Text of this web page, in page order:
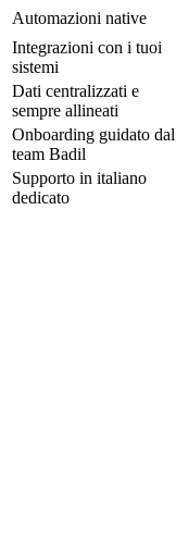
Automazioni native
Integrazioni con i tuoi
sistemi
Dati centralizzati e
sempre allineati
Onboarding guidato dal
team Badil
Supporto in italiano
dedicato